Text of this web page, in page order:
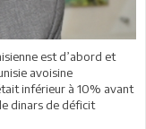
est d’abord et
avoisine
inférieur à 10% avant
dinars de déficit